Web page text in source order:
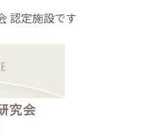
認定施設です